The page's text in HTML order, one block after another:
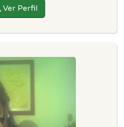
Ver Perfil